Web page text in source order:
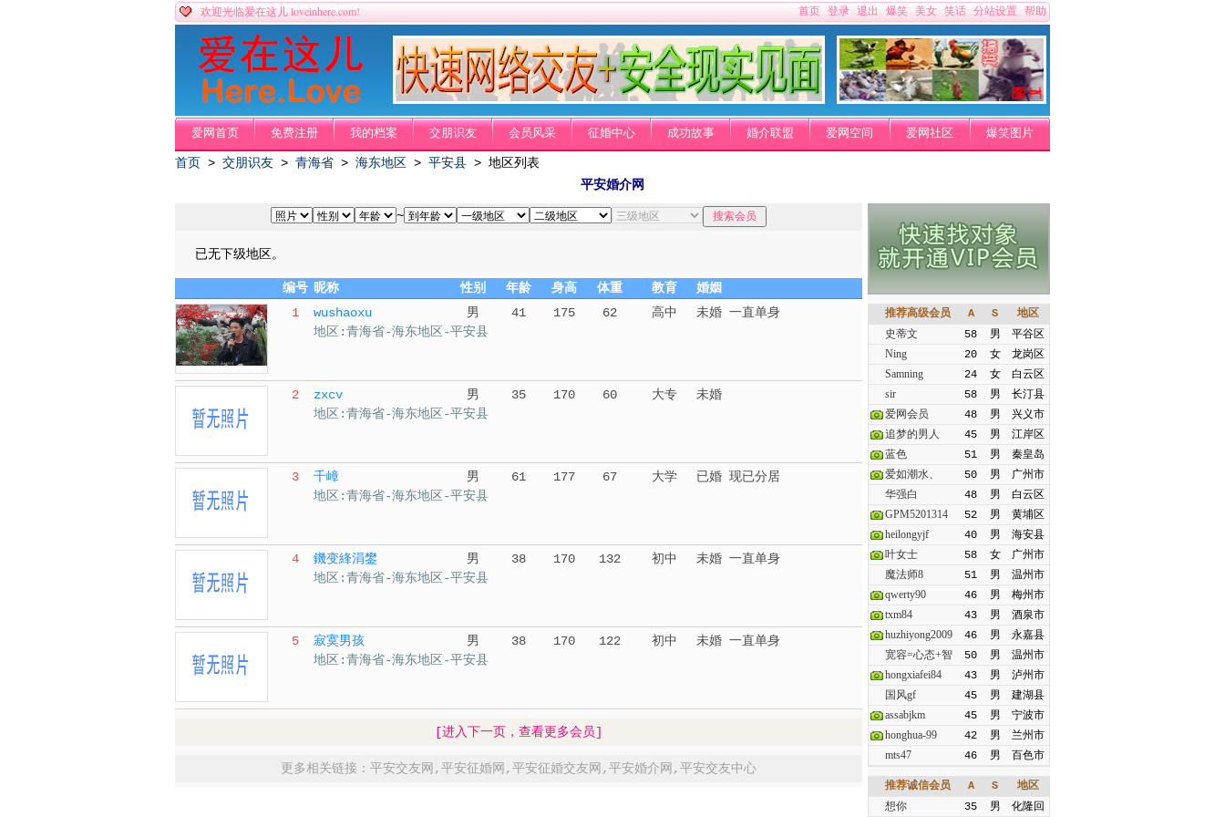
欢迎光临爱在这儿 loveinhere.com! 首页 登录 退出 爆笑 美女 笑话 分站设置 帮助
爱网首页 免费注册 我的档案 交朋识友 会员风采 征婚中心 成功故事 婚介联盟 爱网空间 爱网社区 爆笑图片
首页 > 交朋识友 > 青海省 > 海东地区 > 平安县 > 地区列表
平安婚介网
~
已无下级地区。
编号 昵称 性别 年龄 身高 体重 教育
婚姻
1
wushaoxu 男 41 175 62 高中
未婚 一直单身
地区:青海省-海东地区-平安县
2 zxcv 男 35 170 60 大专
未婚
地区:青海省-海东地区-平安县
3 千嶂 男 61 177 67 大学
已婚 现已分居
地区:青海省-海东地区-平安县
4 鐖变綘涓鐢 男 38 170 132 初中
未婚 一直单身
地区:青海省-海东地区-平安县
5 寂寞男孩 男 38 170 122 初中
未婚 一直单身
地区:青海省-海东地区-平安县
[进入下一页，查看更多会员]
更多相关链接： 平安交友网 , 平安征婚网 , 平安征婚交友网 , 平安婚介网 , 平安交友中心
推荐高级会员 A S
地区
史蒂文
58 男
平谷区
Ning
20 女
龙岗区
Samning
24 女
白云区
sir
58 男
长汀县
爱网会员
48 男
兴义市
追梦的男人
45 男
江岸区
蓝色
51 男
秦皇岛
爱如潮水、
50 男
广州市
华强白
48 男
白云区
GPM5201314
52 男
黄埔区
heilongyjf
40 男
海安县
叶女士
58 女
广州市
魔法师8
51 男
温州市
qwerty90
46 男
梅州市
txm84
43 男
酒泉市
huzhiyong2009
46 男
永嘉县
宽容=心态+智
50 男
温州市
hongxiafei84
43 男
泸州市
国风gf
45 男
建湖县
assabjkm
45 男
宁波市
honghua-99
42 男
兰州市
mts47
46 男 百色市
推荐诚信会员 A S
地区
想你
35 男 化隆回